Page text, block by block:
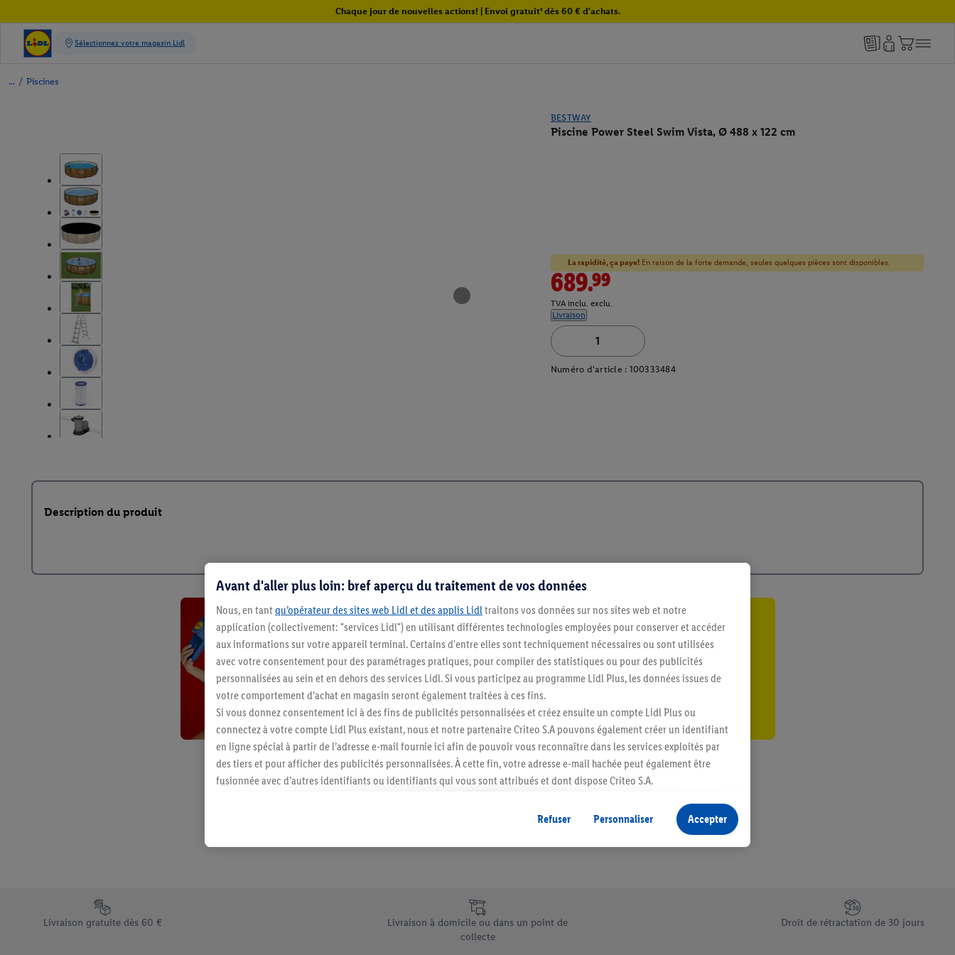
Chaque jour de nouvelles actions! | Envoi gratuit¹ dès 60 € d'achats.
/ Piscines
BESTWAY
Piscine Power Steel Swim Vista, Ø 488 x 122 cm
La rapidité, ça paye!En raison de la forte demande, seules quelques pièces sont disponibles.
689.99
TVA inclu. exclu.
Livraison
Numéro d'article : 100333484
Description du produit
Restez au courant
Abonnez-vous à la newsletter
S'abonner
Élément du pied de page avec les différents arguments de vente uniques de Lidl.be
Livraison gratuite dès 60 €
Livraison à domicile ou dans un point de
collecte
Droit de rétractation de 30 jours
Avant d'aller plus loin: bref aperçu du traitement de vos données
Nous, en tant qu’opérateur des sites web Lidl et des applis Lidltraitons vos données sur nos sites web et notre
application (collectivement: "services Lidl") en utilisant différentes technologies employées pour conserver et accéder
aux informations sur votre appareil terminal. Certains d'entre elles sont techniquement nécessaires ou sont utilisées
avec votre consentement pour des paramétrages pratiques, pour compiler des statistiques ou pour des publicités
personnalisées au sein et en dehors des services Lidl. Si vous participez au programme Lidl Plus, les données issues de
votre comportement d’achat en magasin seront également traitées à ces fins.
Si vous donnez consentement ici à des fins de publicités personnalisées et créez ensuite un compte Lidl Plus ou
connectez à votre compte Lidl Plus existant, nous et notre partenaire Criteo S.A pouvons également créer un identifiant
en ligne spécial à partir de l’adresse e-mail fournie ici afin de pouvoir vous reconnaître dans les services exploités par
des tiers et pour afficher des publicités personnalisées. À cette fin, votre adresse e-mail hachée peut également être
fusionnée avec d’autres identifiants ou identifiants qui vous sont attribués et dont dispose Criteo S.A.
vous avez montré de l’intérêt (par exemple en plaçant le produit dans un panier d’un webshop mais sans procéder à
l’achat) peuvent également être affichées sur plusieurs apppareils et plusieurs services de Lidl si plusieurs terminaux ou
plusieurs services de Lidl peuvent vous être attribués en utilisant votre adresse e-mail hachée et, le cas échéant, d’autres
En cliquant sur « Refuser », vous pouvez autoriser uniquement l’utilisation des technologies nécessaires. En cliquant sur
« Accepter », vous autorisez tous les traitements pour toutes les finalités susmentionnées. Vous trouverez de plus amples
Refuser Personnaliser Accepter